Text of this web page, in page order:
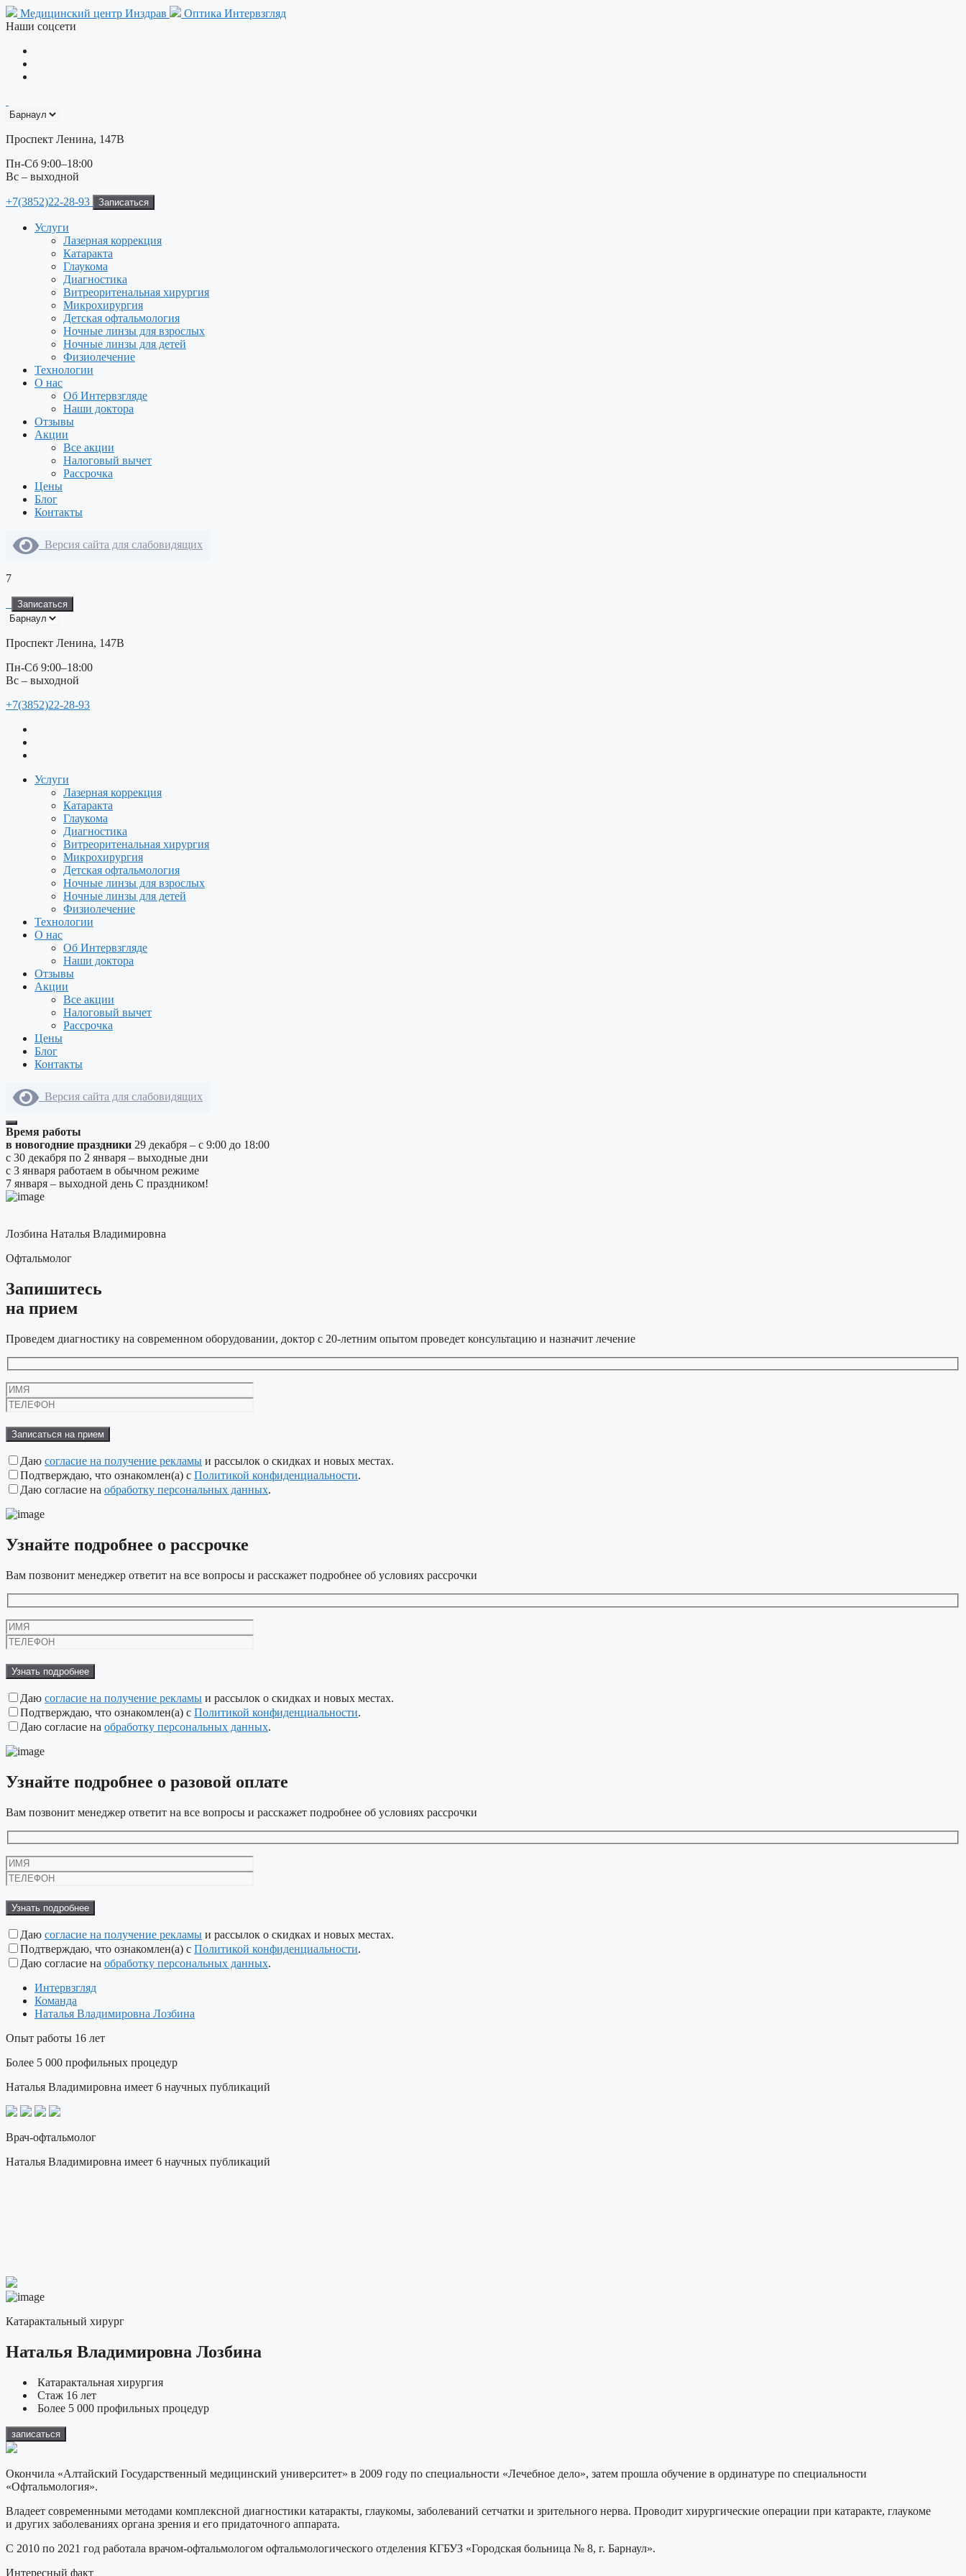
Перейти
к
Медицинский центр Инздрав
Оптика Интервзгляд
Наши соцсети
Проспект Ленина, 147В
Пн-Сб 9:00–18:00
Вс – выходной
+7(3852)22-28-93 Записаться
Услуги
Лазерная коррекция
Катаракта
Глаукома
Диагностика
Витреоритенальная хирургия
Микрохирургия
Детская офтальмология
Ночные линзы для взрослых
Ночные линзы для детей
Физиолечение
Технологии
О нас
Об Интервзгляде
Наши доктора
Отзывы
Акции
Все акции
Налоговый вычет
Рассрочка
Цены
Блог
Контакты
Версия сайта для слабовидящих
7
Записаться
Проспект Ленина, 147В
Пн-Сб 9:00–18:00
Вс – выходной
+7(3852)22-28-93
Услуги
Лазерная коррекция
Катаракта
Глаукома
Диагностика
Витреоритенальная хирургия
Микрохирургия
Детская офтальмология
Ночные линзы для взрослых
Ночные линзы для детей
Физиолечение
Технологии
О нас
Об Интервзгляде
Наши доктора
Отзывы
Акции
Все акции
Налоговый вычет
Рассрочка
Цены
Блог
Контакты
Версия сайта для слабовидящих
Время работы
в новогодние праздники 29 декабря – с 9:00 до 18:00
с 30 декабря по 2 января – выходные дни
с 3 января работаем в обычном режиме
7 января – выходной день С праздником!
Лозбина Наталья Владимировна
Офтальмолог
Запишитесь
на прием
Проведем диагностику на современном оборудовании, доктор с 20-летним опытом проведет консультацию и назначит лечение
это
поле
пустым.
Даю согласие на получение рекламы и рассылок о скидках и новых местах.
Подтверждаю, что ознакомлен(а) с Политикой конфиденциальности.
Даю согласие на обработку персональных данных.
Узнайте подробнее о рассрочке
Вам позвонит менеджер ответит на все вопросы и расскажет подробнее об условиях рассрочки
это
поле
пустым.
Даю согласие на получение рекламы и рассылок о скидках и новых местах.
Подтверждаю, что ознакомлен(а) с Политикой конфиденциальности.
Даю согласие на обработку персональных данных.
Узнайте подробнее о разовой оплате
Вам позвонит менеджер ответит на все вопросы и расскажет подробнее об условиях рассрочки
это
поле
пустым.
Даю согласие на получение рекламы и рассылок о скидках и новых местах.
Подтверждаю, что ознакомлен(а) с Политикой конфиденциальности.
Даю согласие на обработку персональных данных.
Интервзгляд
Команда
Наталья Владимировна Лозбина
Опыт работы 16 лет
Более 5 000 профильных процедур
Наталья Владимировна имеет 6 научных публикаций
Врач-офтальмолог
Наталья Владимировна имеет 6 научных публикаций
Катарактальный хирург
Наталья Владимировна Лозбина
Катарактальная хирургия
Стаж 16 лет
Более 5 000 профильных процедур
записаться
Окончила «Алтайский Государственный медицинский университет» в 2009 году по специальности «Лечебное дело», затем прошла обучение в ординатуре по специальности
«Офтальмология».
Владеет современными методами комплексной диагностики катаракты, глаукомы, заболеваний сетчатки и зрительного нерва. Проводит хирургические операции при катаракте, глаукоме
и других заболеваниях органа зрения и его придаточного аппарата.
С 2010 по 2021 год работала врачом-офтальмологом офтальмологического отделения КГБУЗ «Городская больница № 8, г. Барнаул».
Интересный факт